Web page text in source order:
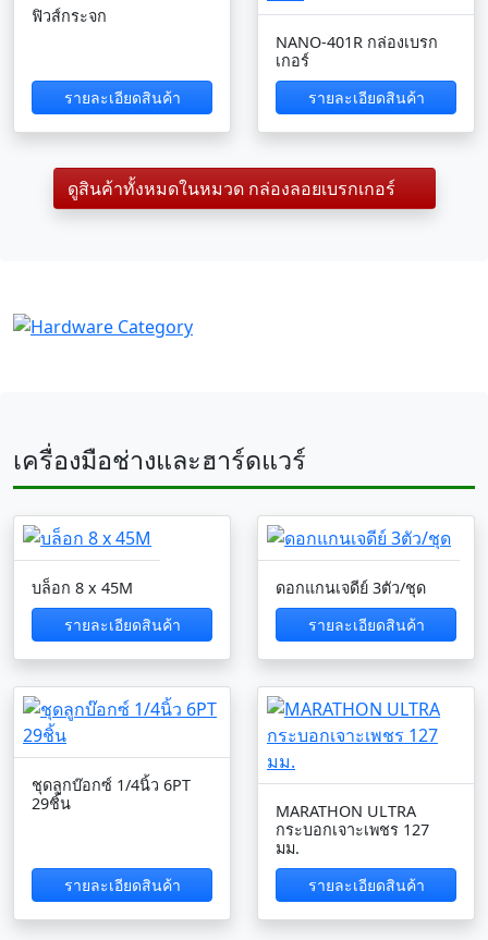
ฟิวส์กระจก
รายละเอียดสินค้า
NANO-401R กล่องเบรก
เกอร์
รายละเอียดสินค้า
ดูสินค้าทั้งหมดในหมวด กล่องลอยเบรกเกอร์
เครื่องมือช่างและฮาร์ดแวร์
บล็อก 8 x 45M
รายละเอียดสินค้า
ดอกแกนเจดีย์ 3ตัว/ชุด
รายละเอียดสินค้า
ชุดลูกบ๊อกซ์ 1/4นิ้ว 6PT
29ชิ้น
รายละเอียดสินค้า
MARATHON ULTRA
กระบอกเจาะเพชร 127
มม.
รายละเอียดสินค้า